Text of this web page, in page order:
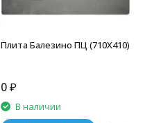
Плита Балезино ПЦ (710Х410)
0₽
В наличии